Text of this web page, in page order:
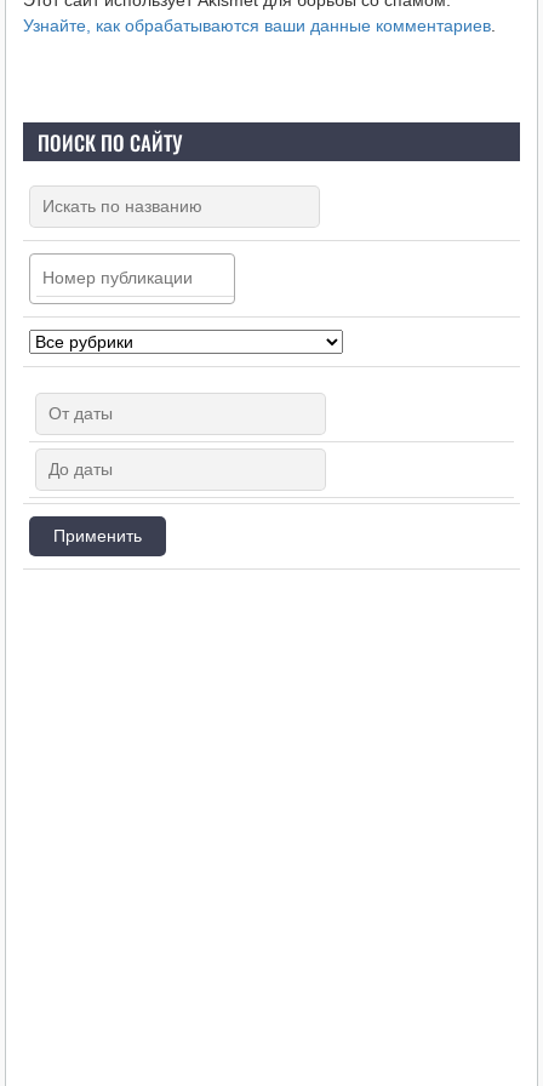
Узнайте, как обрабатываются ваши данные комментариев.
ПОИСК ПО САЙТУ